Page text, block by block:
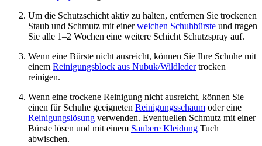
Um die Schutzschicht aktiv zu halten, entfernen Sie trockenen
Staub und Schmutz mit einerweichen Schuhbürste und tragen
Sie alle 1–2 Wochen eine weitere Schicht Schutzspray auf.
Wenn eine Bürste nicht ausreicht, können Sie Ihre Schuhe mit
einem Reinigungsblock aus Nubuk/Wildledertrocken
reinigen.
Wenn eine trockene Reinigung nicht ausreicht, können Sie
einen für Schuhe geeigneten Reinigungsschaum oder eine
Reinigungslösung verwenden. Eventuellen Schmutz mit einer
Bürste lösen und mit einem Saubere Kleidung Tuch
abwischen.